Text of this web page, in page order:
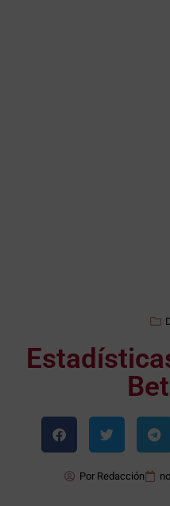
PorRedacción